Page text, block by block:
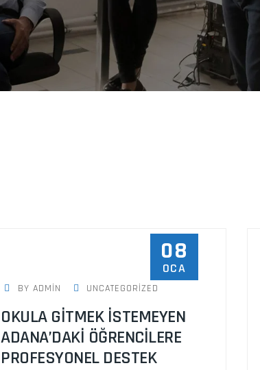
08
OCA
BY ADMIN UNCATEGORIZED
OKULA GİTMEK İSTEMEYEN
ADANA’DAKİ ÖĞRENCİLERE
PROFESYONEL DESTEK